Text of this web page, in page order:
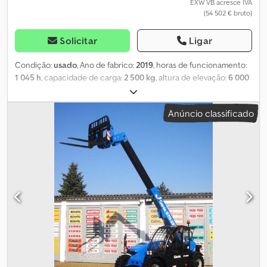
EXW VB acresce IVA
(54 502 € bruto)
Solicitar Ligar
Condição:usado, Ano de fabrico:2019, horas de funcionamento:
1 045 h, capacidade de carga:2 500 kg, altura de elevação:6 000
, tipo de mastro:
altura de construção:1 905 mm, potência:54,5 kW (74,10 cv),
JCB , largura do suporte de garfos:1 300
, comprimento do garfo:
percentagem, dimensão do pneu dianteiro:
12 - 16.5 , altura total:
, largura total: 1 870 mm , cor:
acoplamento de reboque, cabina, garfos para paletes,
iluminação, lança ajustável, protetor de cabeça, tração
integral
, Empilhador telescópico todo-terreno JCB, modelo: 525 -
60 HiViz Tier 4, tração e direção integral (4x4x4), primeiro uso:
2020, CAPACIDADE DE ELEVAÇÃO: 2.500 kg, altura de elevação: 6
m, GARFOS (comprimento: 1.050 mm / largura da patilha: 1.300 mm),
ALTURA CONSTRUTIVA APENAS aprox. 1.905 mm, Q-FIT TROCADOR
Anúncio classificado